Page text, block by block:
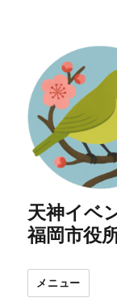
天神イベ
福岡市役
メニュー